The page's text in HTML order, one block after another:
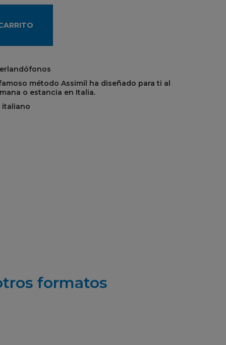
método Assimil ha diseñado para ti al
o estancia en Italia.
italiano
formatos